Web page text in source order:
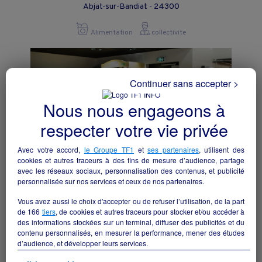
Abjat-sur-Bandiat - 24300
Alimentation collectivite
Reprise supérette VIVAL
Bordes - 64510
Alimentation
Nous nous engageons à
respecter votre vie privée
Avec votre accord, le Groupe TF1 etses partenaires, utilisent des
cookies et autres traceurs à des fins de mesure d’audience, partage
avec les réseaux sociaux, personnalisation des contenus, et publicité
personnalisée sur nos services et ceux de nos partenaires.
Vous avez aussi le choix d'accepter ou de refuser l’utilisation, de la part
de 166 tiers, de cookies et autres traceurs pour stocker et/ou accéder à
des informations stockées sur un terminal, diffuser des publicités et du
contenu personnalisés, en mesurer la performance, mener des études
d’audience, et développer leurs services.
Continuer sans accepter >